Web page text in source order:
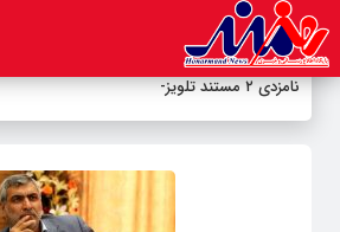
نامزدی ۲ مستند تلویزیو -